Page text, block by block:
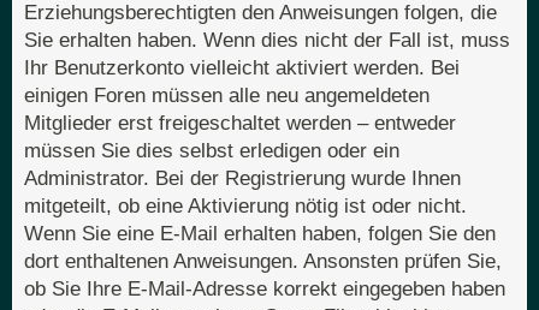
Erziehungsberechtigten den Anweisungen folgen, die
Sie erhalten haben. Wenn dies nicht der Fall ist, muss
Ihr Benutzerkonto vielleicht aktiviert werden. Bei
einigen Foren müssen alle neu angemeldeten
Mitglieder erst freigeschaltet werden – entweder
müssen Sie dies selbst erledigen oder ein
Administrator. Bei der Registrierung wurde Ihnen
mitgeteilt, ob eine Aktivierung nötig ist oder nicht.
Wenn Sie eine E-Mail erhalten haben, folgen Sie den
dort enthaltenen Anweisungen. Ansonsten prüfen Sie,
ob Sie Ihre E-Mail-Adresse korrekt eingegeben haben